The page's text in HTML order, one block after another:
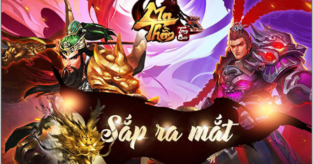
tướng tam quốc có thể vận tiêu và cướp tiêu thoải mái.
Điểm nổi bật của Ma Thần Tam Quốc:
+ Bứt phá công nghệ đồ họa, mãn nhãn trong từng chi tiết.
+ Vạn trận vạn địa đồ, hệ thống map bắt trọn vẻ đẹp chân
thực.
+ Di chuyển linh hoạt, tướng tự do tìm đường, thoải mái né
đòn, thả skill siêu việt.
+ Đấu trường liên server, Bang chiến, Vương chiến, Quốc chiến